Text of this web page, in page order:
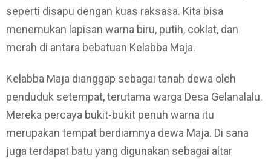
seperti disapu dengan kuas raksasa. Kita bisa
menemukan lapisan warna biru, putih, coklat, dan
merah di antara bebatuan Kelabba Maja.
Kelabba Maja dianggap sebagai tanah dewa oleh
penduduk setempat, terutama warga Desa Gelanalalu.
Mereka percaya bukit-bukit penuh warna itu
merupakan tempat berdiamnya dewa Maja. Di sana
juga terdapat batu yang digunakan sebagai altar